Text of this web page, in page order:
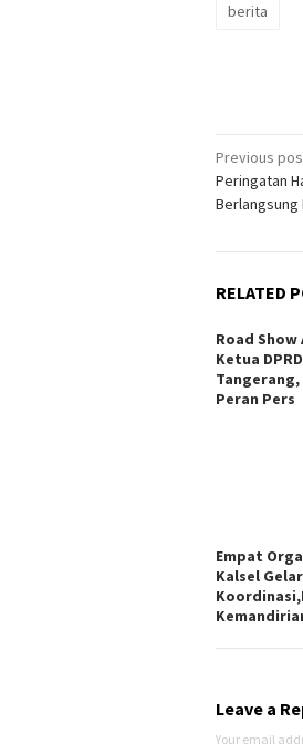
berita
Post
Previous
Peringatan
Berlangsung
RELATED
Road Show
Ketua
Peran Pers
Empat
Kalsel
Leave a
Your email